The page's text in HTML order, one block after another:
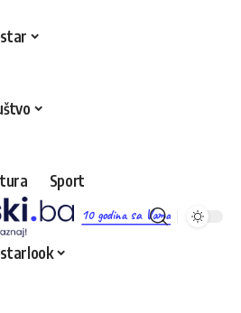
10 godina sa Vama
Sport